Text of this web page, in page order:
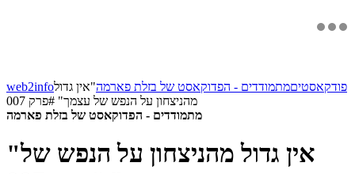
web2info פודקאסטיםמתמודדים - הפדוקאסט של בזלת פארמה"אין גדול
מהניצחון על הנפש של עצמך" #פרק 007
מתמודדים - הפדוקאסט של בזלת פארמה
"אין גדול מהניצחון על הנפש של